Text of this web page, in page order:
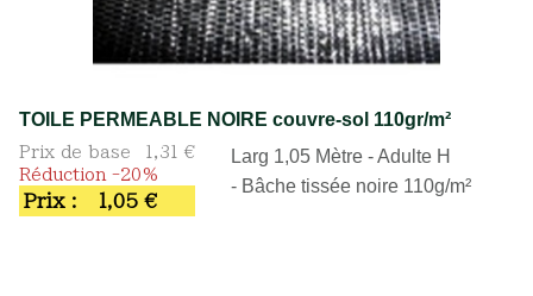
TOILE PERMEABLE NOIRE couvre-sol 110gr/m²
Prix de base
1,31 €
Réduction -20%
Prix : 1,05 €
Larg 1,05 Mètre - Adulte H
- Bâche tissée noire 110g/m²